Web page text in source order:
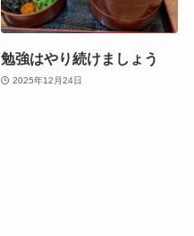
勉強はやり続けましょう
2025年12月24日